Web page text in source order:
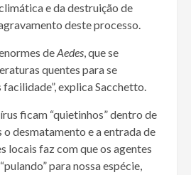
e da destruição de
deste processo.
deAedes, que se
quentes para se
explica Sacchetto.
ficam “quietinhos” dentro de
desmatamento e a entrada de
locais faz com que os agentes
para nossa espécie,